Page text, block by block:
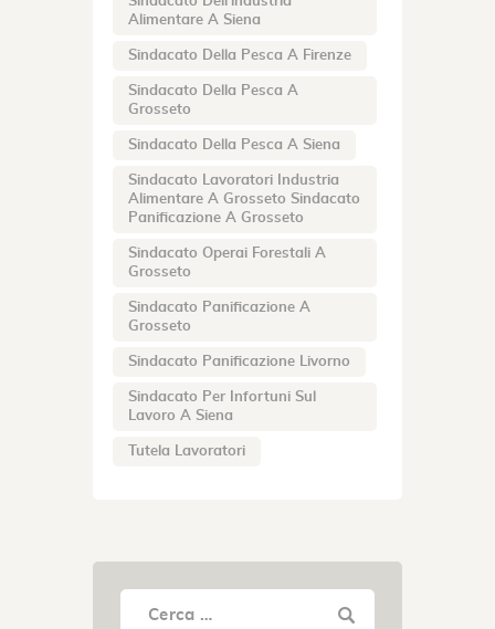
Alimentare A Siena
Sindacato Della Pesca A Firenze
Sindacato Della Pesca A
Grosseto
Sindacato Della Pesca A Siena
Sindacato Lavoratori Industria
Alimentare A Grosseto Sindacato
Panificazione A Grosseto
Sindacato Operai Forestali A
Grosseto
Sindacato Panificazione A
Grosseto
Sindacato Panificazione Livorno
Sindacato Per Infortuni Sul
Lavoro A Siena
Tutela Lavoratori